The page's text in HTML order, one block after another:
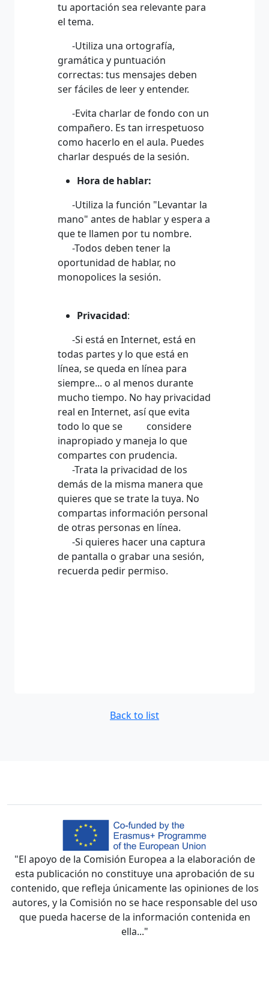
tu aportación sea relevante para
el tema.
-Utiliza una ortografía,
gramática y puntuación
correctas: tus mensajes deben
ser fáciles de leer y entender.
-Evita charlar de fondo con un
compañero. Es tan irrespetuoso
como hacerlo en el aula. Puedes
charlar después de la sesión.
Hora de hablar:
-Utiliza la función "Levantar la
mano" antes de hablar y espera a
que te llamen por tu nombre.
-Todos deben tener la
oportunidad de hablar, no
monopolices la sesión.
Privacidad:
-Si está en Internet, está en
todas partes y lo que está en
línea, se queda en línea para
siempre... o al menos durante
mucho tiempo. No hay privacidad
real en Internet, así que evita
todo lo que se considere
inapropiado y maneja lo que
compartes con prudencia.
-Trata la privacidad de los
demás de la misma manera que
quieres que se trate la tuya. No
compartas información personal
de otras personas en línea.
-Si quieres hacer una captura
de pantalla o grabar una sesión,
recuerda pedir permiso.
Back to list
"El apoyo de la Comisión Europea a la elaboración de
esta publicación no constituye una aprobación de su
contenido, que refleja únicamente las opiniones de los
autores, y la Comisión no se hace responsable del uso
que pueda hacerse de la información contenida en
ella..."